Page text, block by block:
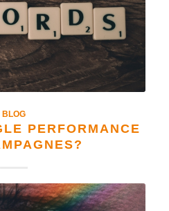
BLOG
PERFORMANCE